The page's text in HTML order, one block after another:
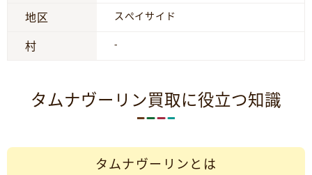
地区 スぺイサイド
村 -
タムナヴーリン買取に役立つ知識
タムナヴーリンとは